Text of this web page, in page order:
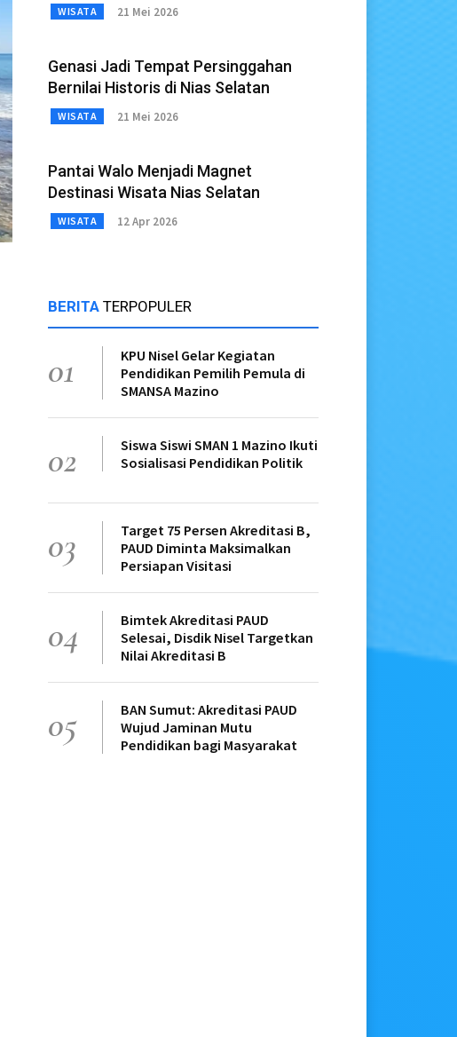
WISATA 21 Mei 2026
Genasi Jadi Tempat Persinggahan
Bernilai Historis di Nias Selatan
WISATA 21 Mei 2026
Pantai Walo Menjadi Magnet
Destinasi Wisata Nias Selatan
WISATA 12 Apr 2026
BERITA TERPOPULER
01
KPU Nisel Gelar Kegiatan
Pendidikan Pemilih Pemula di
SMANSA Mazino
02
Siswa Siswi SMAN 1 Mazino Ikuti
Sosialisasi Pendidikan Politik
03
Target 75 Persen Akreditasi B,
PAUD Diminta Maksimalkan
Persiapan Visitasi
04
Bimtek Akreditasi PAUD
Selesai, Disdik Nisel Targetkan
Nilai Akreditasi B
05
BAN Sumut: Akreditasi PAUD
Wujud Jaminan Mutu
Pendidikan bagi Masyarakat